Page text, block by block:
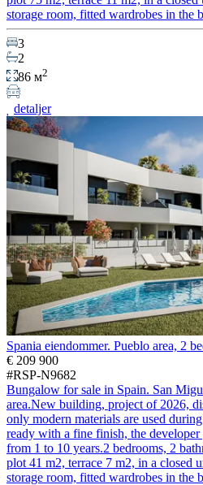
storage room, fitted wardrobes in the
3
2
86 м2
detaljer
Spania eiendommer. Pueblo area, 2
€ 209 900
#RSP-N9682
Bungalow for sale in Spain. San
area.New building, project of 2026,
only modern materials are used
ready with a fine finish, the developer
from 1 to 10 years.2 bedrooms, 2
plot 41 m2, terrace 7 m2, in a closed
storage room, fitted wardrobes in the